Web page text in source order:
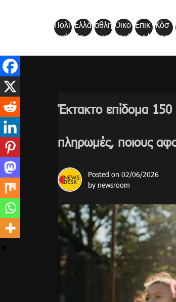
Πολι
τική
Ελλά
δα
αθλη
τικα
Οικο
νομί
Επικ
αιρό
Κόσ
μος
Έκτακτο επίδομα 150
πληρωμές, ποιους
Posted on 02/06/2026
by newsroom